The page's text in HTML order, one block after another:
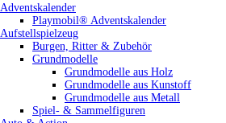
Adventskalender
Playmobil® Adventskalender
Aufstellspielzeug
Burgen, Ritter & Zubehör
Grundmodelle
Grundmodelle aus Holz
Grundmodelle aus Kunstoff
Grundmodelle aus Metall
Spiel- & Sammelfiguren